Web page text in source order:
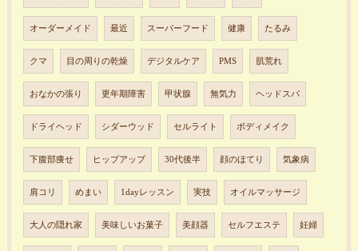
オーダーメイド 最近 スーパーフード 健康 たるみ
クマ 目の周りの乾燥 デジタルケア PMS 肌荒れ
おなかの張り 更年期障害 甲状腺 無気力 ヘッドスパ
ドライヘッド シダーウッド セルライト ボディメイク
下腹部痩せ ヒップアップ 30代後半 顔のほてり 気象病
肩コリ めまい 1dayレッスン 実技 オイルマッサージ
大人の隠れ家 美味しいお菓子 美顔器 セルフエステ 妊婦